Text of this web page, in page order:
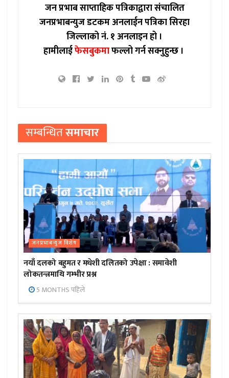
जन प्रभाब साप्ताहिक पत्रिकाद्वारा संचालित
जनप्रभाबन्युज डटकम अनलाईन पत्रिका सिरहा
जिल्लाको नं. १ अनलाइन हो ।
हामीलाईफेसबुकमाफल्लो गर्न सक्नुहुन्छ ।
सम्बन्धितसमाचार
जनप्रभाबन्युज विशेष
नयाँ दलको बहुमत र मधेशी दलितको उपेक्षा : समावेशी
लोकतन्त्रमाथि गम्भीर प्रश्न
5 MONTHS पहिले